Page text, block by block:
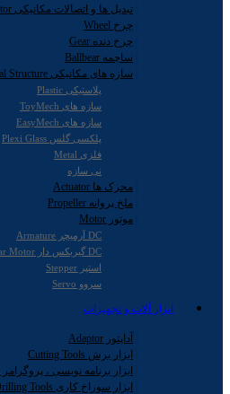
تبدیل ها و اتصالات مکانیکی Junction Connector
چرخ Wheel
چرخ دنده Gear
ساچمه Ballbear
سازه های مکانیکی Mechanical Structure
پلاستیکی Plastic
سازه های ToyMech
سازه های EasyMech
پلکسی گلس Plexi Glass
فلزی Metal
نی سازه
محرک ها Actuator
ملخ پروانه Propeller
موتور Motor
DC آرمیچر Armature
DC گیربکس دار DC Gear Motor
استپر Stepper
سروو Servo
ابزار آلات و تجهیزات
آداپتور Adaptor
ابزار برش Cutting Tools
ابزار برنامه نویسی ، پروگرامر Programmer
ابزار سوراخ کاری Drilling Tools